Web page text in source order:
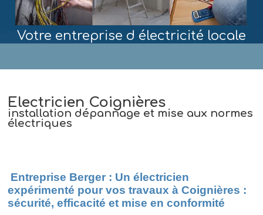
Votre entreprise d électricité locale
Electricien Coignières
installation dépannage et mise aux normes
électriques
Entreprise Berger : Un électricien
expérimenté pour vos travaux à Coignières :
sécurité, efficacité et mise en conformité